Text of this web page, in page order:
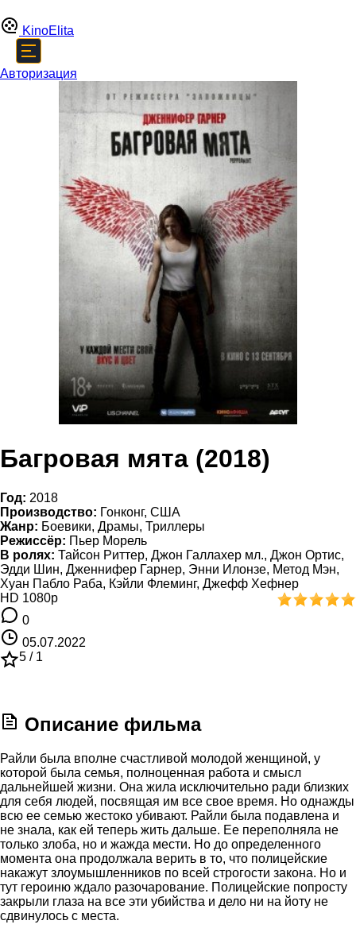
KinoElita
Авторизация
Багровая мята (2018)
Год: 2018
Производство: Гонконг, США
Жанр: Боевики, Драмы, Триллеры
Режиссёр: Пьер Морель
В ролях: Тайсон Риттер, Джон Галлахер мл., Джон Ортис,
Эдди Шин, Дженнифер Гарнер, Энни Илонзе, Метод Мэн,
Хуан Пабло Раба, Кэйли Флеминг, Джефф Хефнер
HD 1080p
0
05.07.2022
5 / 1
Описание фильма
Райли была вполне счастливой молодой женщиной, у
которой была семья, полноценная работа и смысл
дальнейшей жизни. Она жила исключительно ради близких
для себя людей, посвящая им все свое время. Но однажды
всю ее семью жестоко убивают. Райли была подавлена и
не знала, как ей теперь жить дальше. Ее переполняла не
только злоба, но и жажда мести. Но до определенного
момента она продолжала верить в то, что полицейские
накажут злоумышленников по всей строгости закона. Но и
тут героиню ждало разочарование. Полицейские попросту
закрыли глаза на все эти убийства и дело ни на йоту не
сдвинулось с места.